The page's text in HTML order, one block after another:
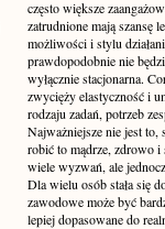
często większe
zatrudnione mają szansę
możliwości i stylu
prawdopodobnie nie
wyłącznie stacjonarna.
zwycięży elastyczność i
rodzaju zadań, potrzeb
Najważniejsze nie jest to,
robić to mądrze, zdrowo i
wiele wyzwań, ale
Dla wielu osób stała się
zawodowe może być
lepiej dopasowane do